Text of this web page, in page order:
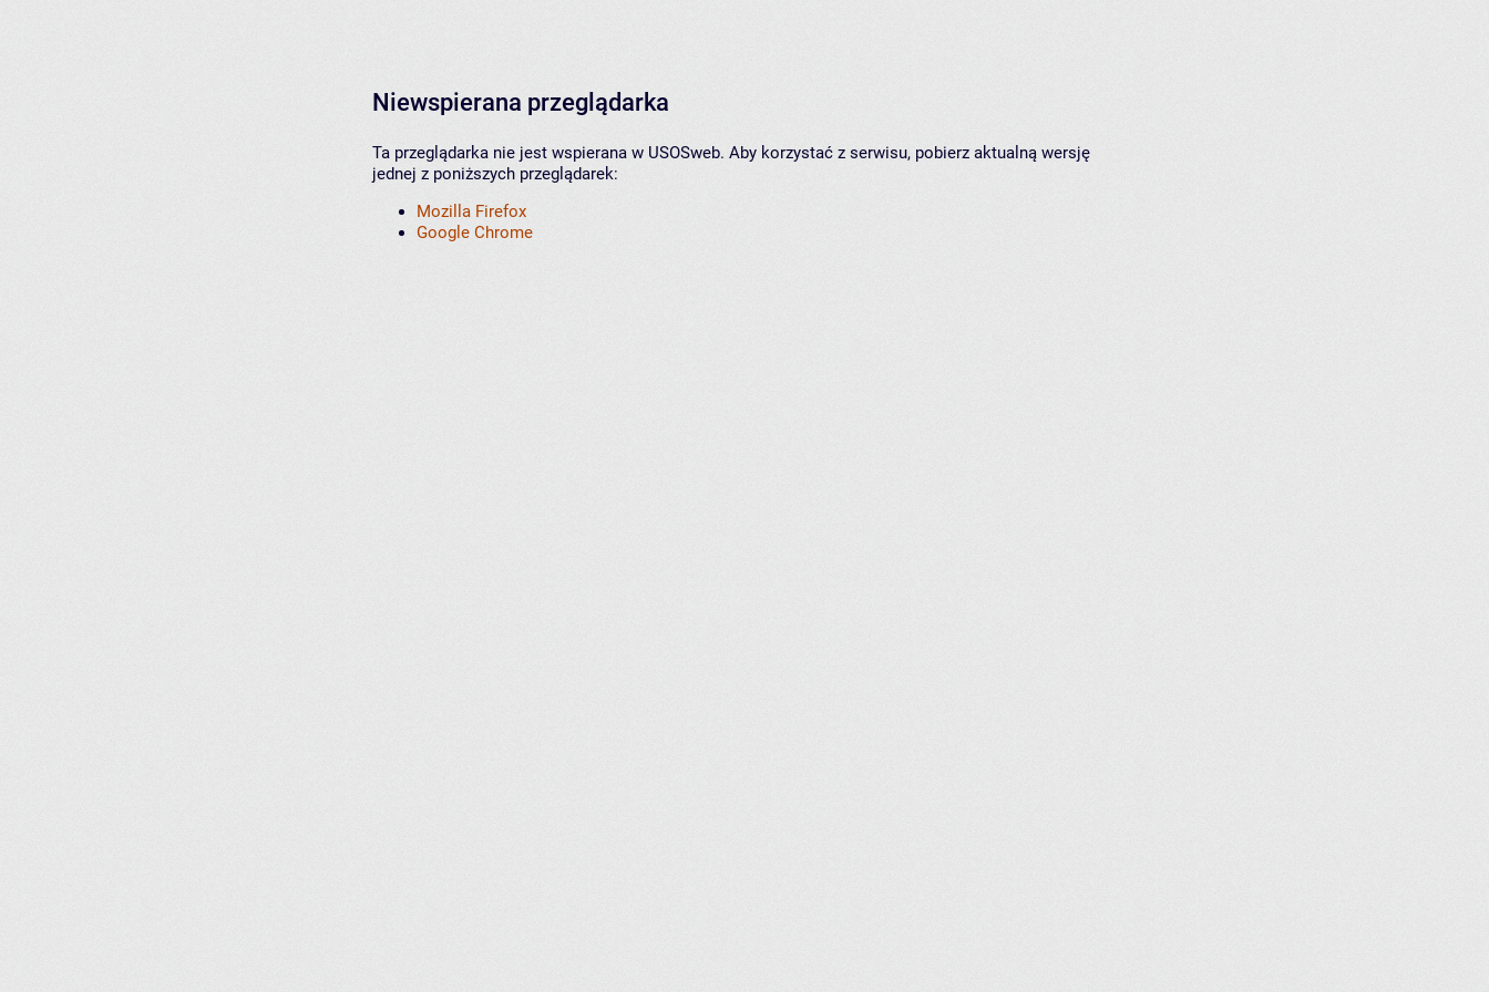
Niewspierana przeglądarka
Ta przeglądarka nie jest wspierana w USOSweb. Aby korzystać z serwisu, pobierz aktualną wersję
jednej z poniższych przeglądarek:
Mozilla Firefox
Google Chrome